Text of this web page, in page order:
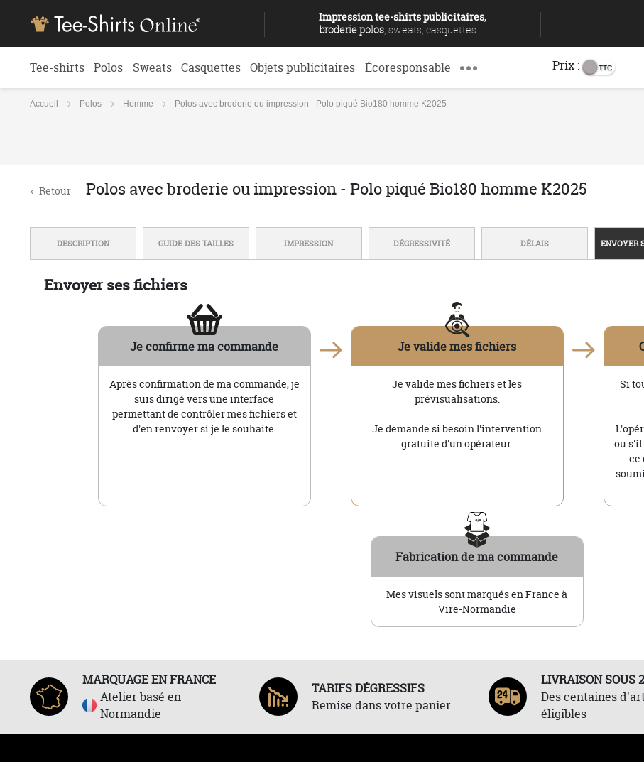
Impression tee-shirts publicitaires,
broderie polos , sweats, casquettes ...
Tee-shirts Polos Sweats Casquettes Objets publicitaires Écoresponsable Prix :
Accueil Polos Homme Polos avec broderie ou impression - Polo piqué Bio180 homme K2025
‹ Retour Polos avec broderie ou impression - Polo piqué Bio180 homme K2025
DESCRIPTION GUIDE DES TAILLES IMPRESSION DÉGRESSIVITÉ DÉLAIS ENVOYER
Envoyer ses fichiers
Je confirme ma commande
Après confirmation de ma commande, je
suis dirigé vers une interface
permettant de contrôler mes fichiers et
d'en renvoyer si je le souhaite.
Je valide mes fichiers
Je valide mes fichiers et les
prévisualisations.
Je demande si besoin l'intervention
gratuite d'un opérateur.
Si
ou s'il
ce
Fabrication de ma commande
Mes visuels sont marqués en France à
Vire-Normandie
MARQUAGE EN FRANCE
Atelier basé en
Normandie
TARIFS DÉGRESSIFS
Remise dans votre panier
LIVRAISON SOUS
Des centaines
éligibles